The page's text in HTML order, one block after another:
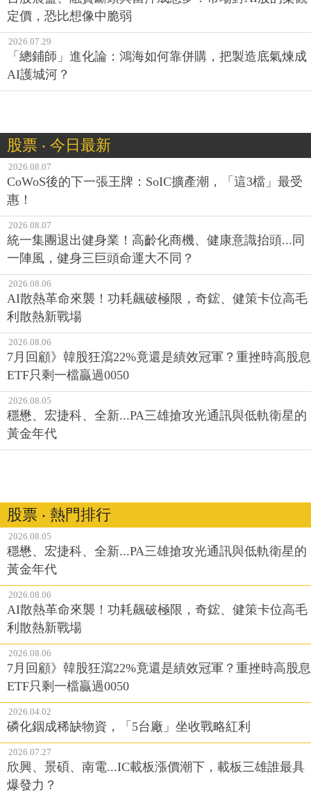
定價，恐比想像中脆弱
2026.07.29
「總鋪師」進化論：鴻海如何靠併購，把製造底氣煉成
AI護城河？
股票 ‧ 今日最新
2026.08.07
CoWoS後的下一張王牌：SoIC擴產潮，「這3檔」最受
惠！
2026.08.07
統一集團退出健身業！高齡化商機、健康意識抬頭...同
一陣風，健身三巨頭命運大不同？
2026.08.06
AI散熱革命來襲！功耗飆破極限，奇鋐、健策卡位高毛
利散熱新戰場
2026.08.06
7月回顧》韓股狂瀉22%竟還是績效冠軍？重挫時高股息
ETF只剩一檔贏過0050
2026.08.05
穩懋、宏捷科、全新...PA三雄搶攻光通訊與低軌衛星的
黃金年代
股票 ‧ 熱門排行
2026.08.05
穩懋、宏捷科、全新...PA三雄搶攻光通訊與低軌衛星的
黃金年代
2026.08.06
AI散熱革命來襲！功耗飆破極限，奇鋐、健策卡位高毛
利散熱新戰場
2026.08.06
7月回顧》韓股狂瀉22%竟還是績效冠軍？重挫時高股息
ETF只剩一檔贏過0050
2026.04.02
磷化銦成稀缺物資，「5台廠」坐收戰略紅利
2026.07.27
欣興、景碩、南電...IC載板漲價潮下，載板三雄誰最具
爆發力？